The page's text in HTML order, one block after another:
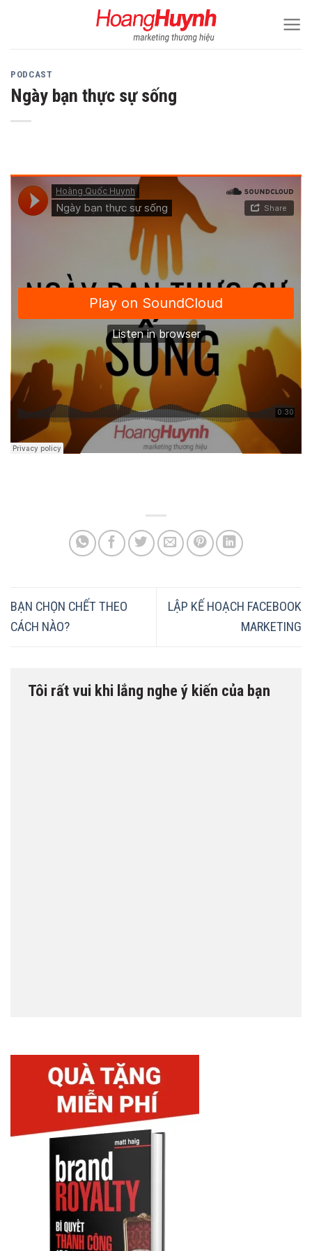
PODCAST
Ngày bạn thực sự sống
BẠN CHỌN CHẾT THEO
CÁCH NÀO?
LẬP KẾ HOẠCH FACEBOOK
MARKETING
Tôi rất vui khi lắng nghe ý kiến của bạn